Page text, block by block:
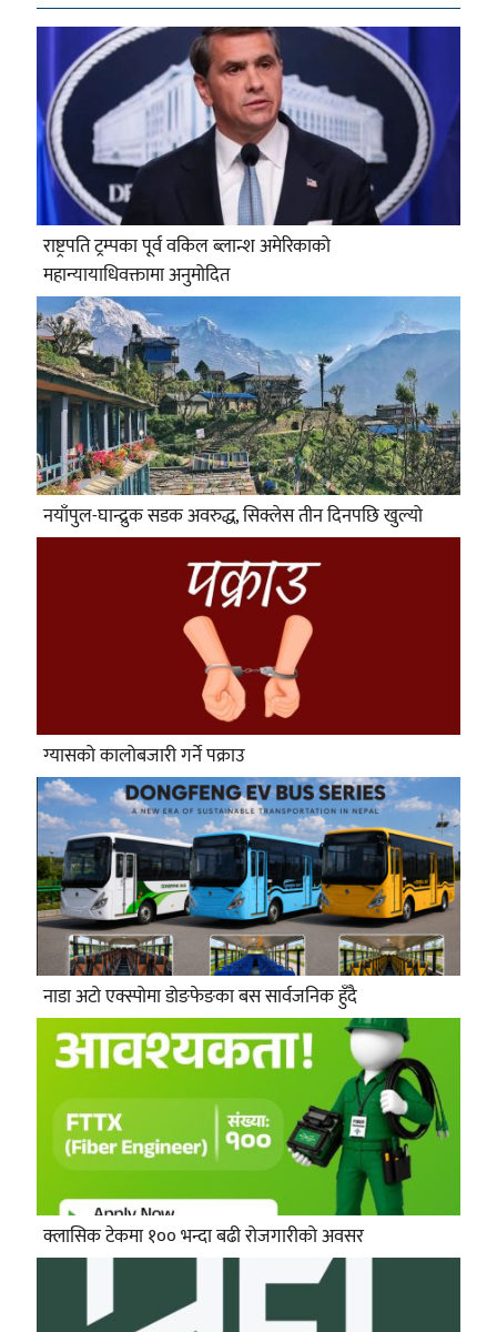
राष्ट्रपति ट्रम्पका पूर्व वकिल ब्लान्श अमेरिकाको
महान्यायाधिवक्तामा अनुमोदित
नयाँपुल-घान्द्रुक सडक अवरुद्ध, सिक्लेस तीन दिनपछि खुल्यो
ग्यासको कालोबजारी गर्ने पक्राउ
नाडा अटो एक्स्पोमा डोङफेङका बस सार्वजनिक हुँदै
क्लासिक टेकमा १०० भन्दा बढी रोजगारीको अवसर